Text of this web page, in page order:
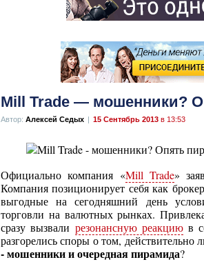
Mill Trade — мошенники?
Автор: Алексей Седых | 15 Сентябрь 2013 в 13:53
Официально компания «Mill Trade»
Компания позиционирует себя как
выгодные на сегодняшний день
торговли на валютных рынках.
сразу вызвали резонансную реакциюв
разгорелись споры о том,
- мошенники и очередная пирамида?